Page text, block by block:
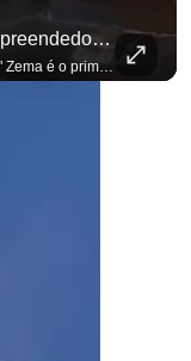
"O Brasil Já Teve Um Presidente Empreendedor?"
"O Brasil já teve um presidente empreendedor?" Zema é o primeiro a sentar na cadeira. Outros três presidenciáveis ainda vão passar por ela. A Sabatina Presidencial está no ar, com perguntas que vieram de uma pesquisa inédita com empresários. Acompanhe AO VIVO no YouTube do G4 Business. Se você busca informação com credibilidade, inscreva-se agora e ative o